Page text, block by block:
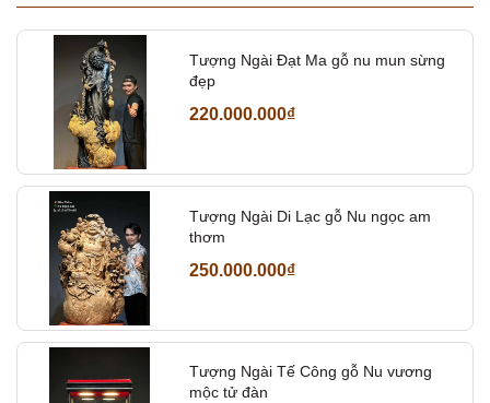
Tượng Ngài Đạt Ma gỗ nu mun sừng
đẹp
220.000.000₫
Tượng Ngài Di Lạc gỗ Nu ngọc am
thơm
250.000.000₫
Tượng Ngài Tế Công gỗ Nu vương
mộc tử đàn